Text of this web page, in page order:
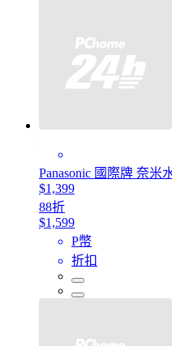
Panasonic 國際牌 奈米
$1,399
88折
$1,599
P幣
折扣